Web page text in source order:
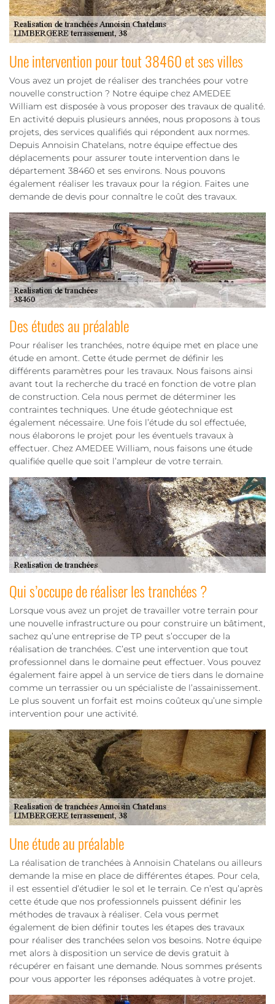
Une intervention pour tout 38460 et ses villes
Vous avez un projet de réaliser des tranchées pour votre
nouvelle construction ? Notre équipe chez AMEDEE
William est disposée à vous proposer des travaux de qualité.
En activité depuis plusieurs années, nous proposons à tous
projets, des services qualifiés qui répondent aux normes.
Depuis Annoisin Chatelans, notre équipe effectue des
déplacements pour assurer toute intervention dans le
département 38460 et ses environs. Nous pouvons
également réaliser les travaux pour la région. Faites une
demande de devis pour connaître le coût des travaux.
Des études au préalable
Pour réaliser les tranchées, notre équipe met en place une
étude en amont. Cette étude permet de définir les
différents paramètres pour les travaux. Nous faisons ainsi
avant tout la recherche du tracé en fonction de votre plan
de construction. Cela nous permet de déterminer les
contraintes techniques. Une étude géotechnique est
également nécessaire. Une fois l’étude du sol effectuée,
nous élaborons le projet pour les éventuels travaux à
effectuer. Chez AMEDEE William, nous faisons une étude
qualifiée quelle que soit l’ampleur de votre terrain.
Qui s’occupe de réaliser les tranchées ?
Lorsque vous avez un projet de travailler votre terrain pour
une nouvelle infrastructure ou pour construire un bâtiment,
sachez qu’une entreprise de TP peut s’occuper de la
réalisation de tranchées. C’est une intervention que tout
professionnel dans le domaine peut effectuer. Vous pouvez
également faire appel à un service de tiers dans le domaine
comme un terrassier ou un spécialiste de l’assainissement.
Le plus souvent un forfait est moins coûteux qu’une simple
intervention pour une activité.
Une étude au préalable
La réalisation de tranchées à Annoisin Chatelans ou ailleurs
demande la mise en place de différentes étapes. Pour cela,
il est essentiel d’étudier le sol et le terrain. Ce n’est qu’après
cette étude que nos professionnels puissent définir les
méthodes de travaux à réaliser. Cela vous permet
également de bien définir toutes les étapes des travaux
pour réaliser des tranchées selon vos besoins. Notre équipe
met alors à disposition un service de devis gratuit à
récupérer en faisant une demande. Nous sommes présents
pour vous apporter les réponses adéquates à votre projet.